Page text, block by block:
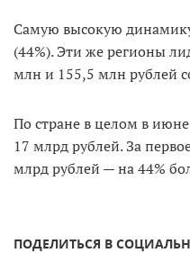
Самую высокую
(44%). Эти же регионы
млн и 155,5 млн рублей
По стране в целом в
17 млрд рублей. За
млрд рублей — на 44%
ПОДЕЛИТЬСЯ В